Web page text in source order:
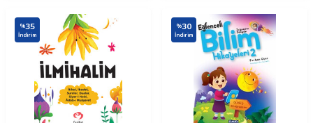
%35
İndirim
%30
İndirim